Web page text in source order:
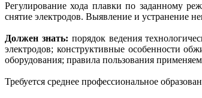
Регулирование хода плавки по заданному
снятие электродов. Выявление и устранение
Должен знать: порядок ведения
электродов; конструктивные особенности
оборудования; правила пользования
Требуется среднее профессиональное